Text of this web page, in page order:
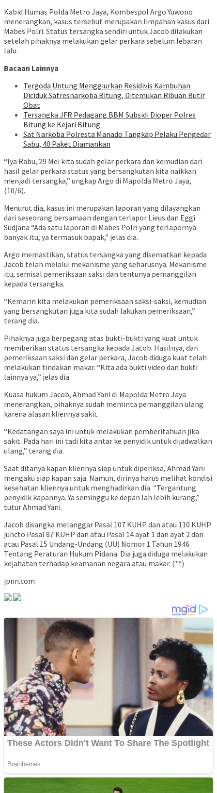
Kabid Humas Polda Metro Jaya, Kombespol Argo Yuwono
menerangkan, kasus tersebut merupakan limpahan kasus dari
Mabes Polri. Status tersangka sendiri untuk Jacob dilakukan
setelah pihaknya melakukan gelar perkara sebelum lebaran
lalu.
Bacaan Lainnya
Tergoda Untung Menggiurkan Residivis Kambuhan
Diciduk Satresnarkoba Bitung, Ditemukan Ribuan Butir
Obat
Tersangka JFR Pedagang BBM Subsidi Dioper Polres
Bitung ke Kejari Bitung
Sat Narkoba Polresta Manado Tangkap Pelaku Pengedar
Sabu, 40 Paket Diamankan
“Iya Rabu, 29 Mei kita sudah gelar perkara dan kemudian dari
hasil gelar perkara status yang bersangkutan kita naikkan
menjadi tersangka,” ungkap Argo di Mapolda Metro Jaya,
(10/6).
Menurut dia, kasus ini merupakan laporan yang dilayangkan
dari seseorang bersamaan dengan terlapor Lieus dan Eggi
Sudjana “Ada satu laporan di Mabes Polri yang terlapornya
banyak itu, ya termasuk bapak,” jelas dia.
Argo memastikan, status tersangka yang disematkan kepada
Jacob telah melalui mekanisme yang seharusnya. Mekanisme
itu, semisal pemeriksaan saksi dan tentunya pemanggilan
kepada tersangka.
“Kemarin kita melakukan pemeriksaan saksi-saksi, kemudian
yang bersangkutan juga kita sudah lakukan pemeriksaan,”
terang dia.
Pihaknya juga berpegang atas bukti-bukti yang kuat untuk
memberikan status tersangka kepada Jacob. Hasilnya, dari
pemeriksaan saksi dan gelar perkara, Jacob diduga kuat telah
melakukan tindakan makar. “Kita ada bukti video dan bukti
lainnya ya,” jelas dia.
Kuasa hukum Jacob, Ahmad Yani di Mapolda Metro Jaya
menerangkan, pihaknya sudah meminta pemanggilan ulang
karena alasan kliennya sakit.
“Kedatangan saya ini untuk melakukan pemberitahuan jika
sakit. Pada hari ini tadi kita antar ke penyidik untuk dijadwalkan
ulang,” terang dia.
Saat ditanya kapan kliennya siap untuk diperiksa, Ahmad Yani
mengaku siap kapan saja. Namun, dirinya harus melihat kondisi
kesehatan kliennya untuk menghadirkan dia. “Tergantung
penyidik kapannya. Ya seminggu ke depan lah lebih kurang,”
tutur Ahmad Yani.
Jacob disangka melanggar Pasal 107 KUHP dan atau 110 KUHP
juncto Pasal 87 KUHP dan atau Pasal 14 ayat 1 dan ayat 2 dan
atau Pasal 15 Undang-Undang (UU) Nomor 1 Tahun 1946
Tentang Peraturan Hukum Pidana. Dia juga diduga melakukan
kejahatan terhadap keamanan negara atau makar. (**)
jpnn.com